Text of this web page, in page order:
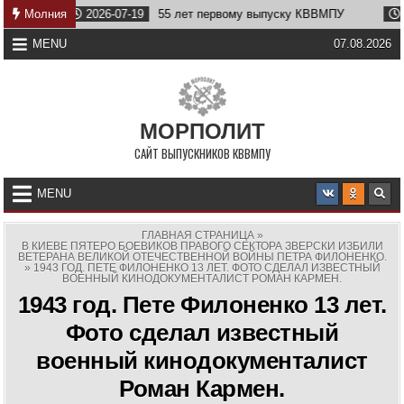
Skip
to
content
Молния
2026-07-19 55 лет первому выпуску КВВМПУ 2026-
MENU 07.08.2026
МОРПОЛИТ
САЙТ ВЫПУСКНИКОВ КВВМПУ
MENU
ГЛАВНАЯ СТРАНИЦА»
В КИЕВЕ ПЯТЕРО БОЕВИКОВ ПРАВОГО СЕКТОРА ЗВЕРСКИ ИЗБИЛИ
ВЕТЕРАНА ВЕЛИКОЙ ОТЕЧЕСТВЕННОЙ ВОЙНЫ ПЕТРА ФИЛОНЕНКО.
» 1943 ГОД. ПЕТЕ ФИЛОНЕНКО 13 ЛЕТ. ФОТО СДЕЛАЛ ИЗВЕСТНЫЙ
ВОЕННЫЙ КИНОДОКУМЕНТАЛИСТ РОМАН КАРМЕН.
1943 год. Пете Филоненко 13 лет.
Фото сделал известный
военный кинодокументалист
Роман Кармен.